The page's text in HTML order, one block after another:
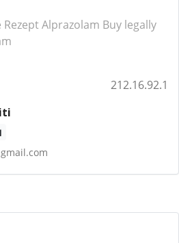
Rezept Alprazolam Buy legally
212.16.92.1